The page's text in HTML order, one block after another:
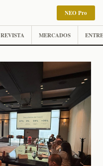
NEO Pro
REVISTA MERCADOS